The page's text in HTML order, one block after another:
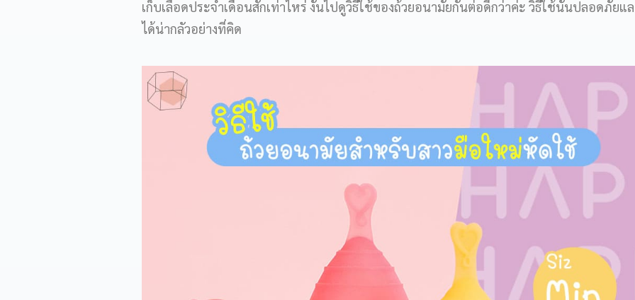
เก็บเลือดประจำเดือนสักเท่าไหร่ งั้นไปดูวิธีใช้ของถ้วยอนามัยกันต่อดีกว่าค่ะ วิธีใช้นั้นปลอดภัยแ
ได้น่ากลัวอย่างที่คิด